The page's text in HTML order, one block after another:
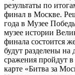
результаты по
финал в Москве.
года в Музее
музее истории
финала состоится
будут разделены
сражения пройдут
карте «Битва за